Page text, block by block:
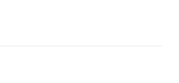
めてご紹介します♪